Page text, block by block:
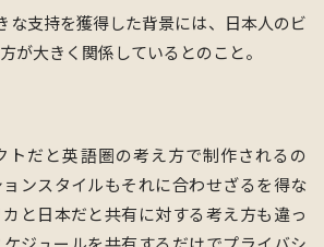
な支持を獲得した背景には、日本人のビ
が大きく関係しているとのこと。
トだと英語圏の考え方で制作されるの
ンスタイルもそれに合わせざるを得な
と日本だと共有に対する考え方も違っ